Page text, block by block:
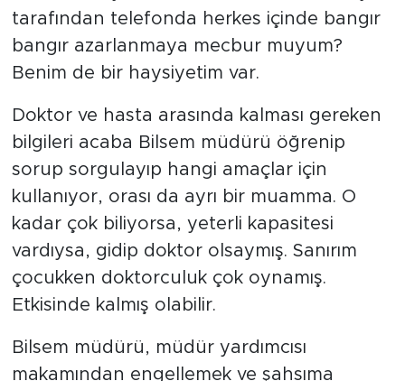
tarafından telefonda herkes içinde bangır
bangır azarlanmaya mecbur muyum?
Benim de bir haysiyetim var.
Doktor ve hasta arasında kalması gereken
bilgileri acaba Bilsem müdürü öğrenip
sorup sorgulayıp hangi amaçlar için
kullanıyor, orası da ayrı bir muamma. O
kadar çok biliyorsa, yeterli kapasitesi
vardıysa, gidip doktor olsaymış. Sanırım
çocukken doktorculuk çok oynamış.
Etkisinde kalmış olabilir.
Bilsem müdürü, müdür yardımcısı
makamından engellemek ve şahsıma